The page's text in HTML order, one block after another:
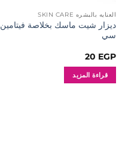
العنايه بالبشره SKIN CARE
ديزار شيت ماسك بخلاصة فيتامين
سي
20 EGP
قراءة المزيد